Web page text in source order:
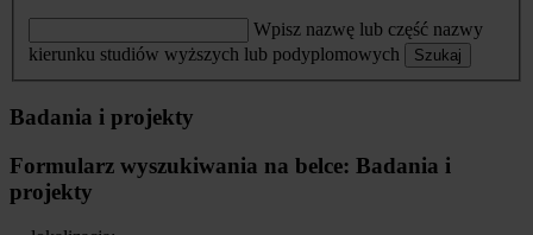
Wpisz nazwę lub część nazwy
kierunku studiów wyższych lub podyplomowych
Szukaj
Badania i projekty
Formularz wyszukiwania na belce: Badania i
projekty